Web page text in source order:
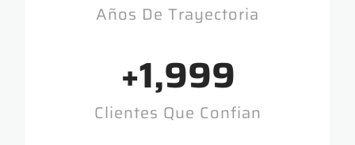
Años De Trayectoria
Clientes Que Confian
+2,000